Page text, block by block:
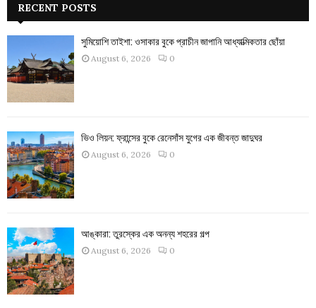
RECENT POSTS
সুমিয়োশি তাইশা: ওসাকার বুকে প্রাচীন জাপানি আধ্যাত্মিকতার ছোঁয়া
August 6, 2026 0
ভিও লিয়ন: ফ্রান্সের বুকে রেনেসাঁস যুগের এক জীবন্ত জাদুঘর
August 6, 2026 0
আঙ্কারা: তুরস্কের এক অনন্য শহরের গল্প
August 6, 2026 0